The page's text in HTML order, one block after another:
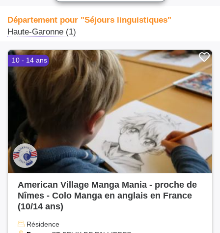
Département pour "Séjours linguistiques"
Haute-Garonne (1)
10 - 14 ans
American Village Manga Mania - proche de
Nîmes - Colo Manga en anglais en France
(10/14 ans)
Résidence